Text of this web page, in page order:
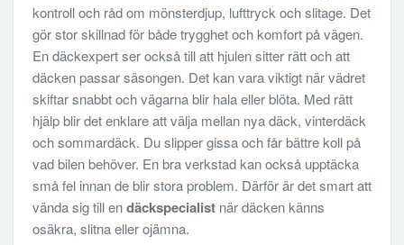
kontroll och råd om mönsterdjup, lufttryck och slitage. Det
gör stor skillnad för både trygghet och komfort på vägen.
En däckexpert ser också till att hjulen sitter rätt och att
däcken passar säsongen. Det kan vara viktigt när vädret
skiftar snabbt och vägarna blir hala eller blöta. Med rätt
hjälp blir det enklare att välja mellan nya däck, vinterdäck
och sommardäck. Du slipper gissa och får bättre koll på
vad bilen behöver. En bra verkstad kan också upptäcka
små fel innan de blir stora problem. Därför är det smart att
vända sig till endäckspecialistnär däcken känns
osäkra, slitna eller ojämna.